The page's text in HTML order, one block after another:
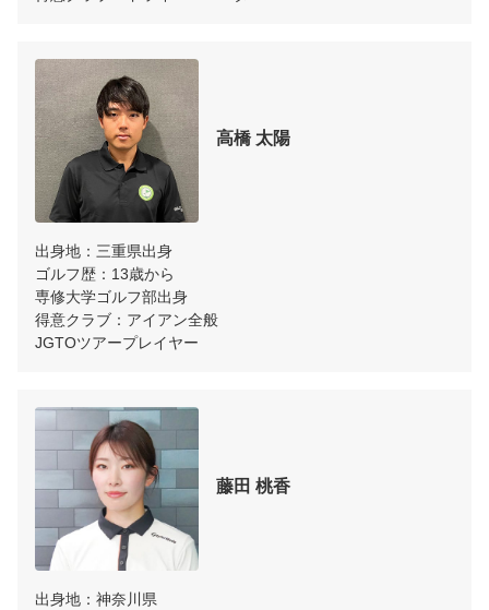
高橋 太陽
出身地：三重県出身
ゴルフ歴：13歳から
専修大学ゴルフ部出身
得意クラブ：アイアン全般
JGTOツアープレイヤー
藤田 桃香
出身地：神奈川県